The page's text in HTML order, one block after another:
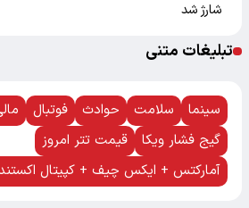
شارژ شد
تبلیغات متنی
سینما سلامت حوادث فوتبال
گیج فشار ویکا
قیمت تتر امروز
آمارکتس + ایکس چیف + کپیتال